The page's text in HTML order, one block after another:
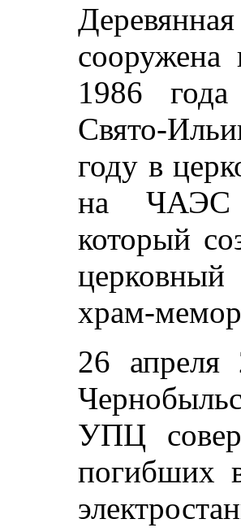
1986
Свято-
году в
на ЧАЭС
который
храм-
26
УПЦ
погибших